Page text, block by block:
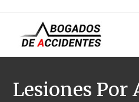
Lesiones Por